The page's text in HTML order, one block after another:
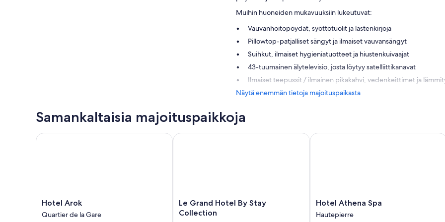
Muihin huoneiden mukavuuksiin lukeutuvat:
Vauvanhoitopöydät, syöttötuolit ja lastenkirjoja
Pillowtop-patjalliset sängyt ja ilmaiset vauvansängyt
Suihkut, ilmaiset hygieniatuotteet ja hiustenkuivaajat
43-tuumainen älytelevisio, josta löytyy satelliittikanavat
Ilmaiset teepussit / ilmainen pikakahvi, vedenkeittimet ja
Näytä enemmän tietoja majoituspaikasta
Samankaltaisia majoituspaikkoja
Hotel
Arok
Quartier
Hotel Arok
Quartier de la Gare
Hotel Arok
Le
Grand
Le Grand Hotel By Stay
Collection
Le Grand Hotel By Stay Collection
Hotel
Athena
Spa
Hotel Athena Spa
Hautepierre
Hotel Athena Spa